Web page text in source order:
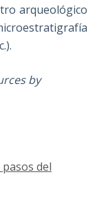
arqueológico
by
del